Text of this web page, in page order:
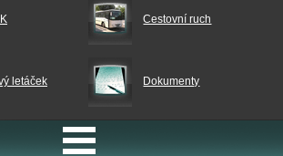
Cestovní ruch
letáček Dokumenty